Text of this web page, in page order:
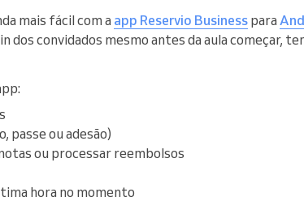
mais fácil com a app Reservio Business para
dos convidados mesmo antes da aula começar,
passe ou adesão)
ou processar reembolsos
hora no momento